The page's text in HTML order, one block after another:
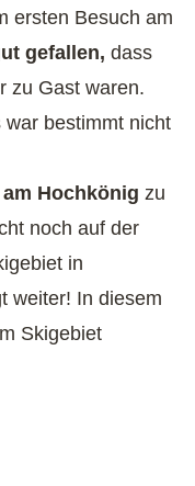
ersten Besuch am
gefallen, dass
zu Gast waren.
bestimmt nicht
Hochkönig zu
noch auf der
in
weiter! In diesem
Skigebiet